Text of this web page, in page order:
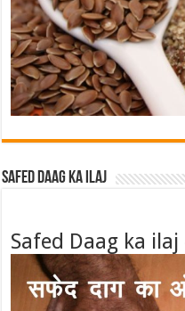
Safed Daag ka ilaj
Safed Daag ka